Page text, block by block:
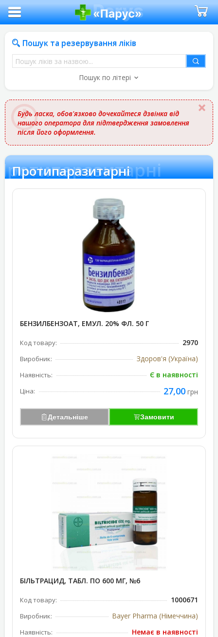
Пошук та резервування ліків
Пошук
ліків
назвою
Пошук по літері
Будь ласка, обов'язково дочекайтеся дзвінка від
нашого оператора для підтвердження замовлення
після його оформлення.
Протипаразитарні
БЕНЗИЛБЕНЗОАТ, ЕМУЛ. 20% ФЛ. 50 Г
Код товару: 2970
Виробник: Здоров'я (Україна)
Наявність: Є в наявності
Ціна: 27,00 грн
Детальніше Замовити
БІЛЬТРАЦИД, ТАБЛ. ПО 600 МГ, №6
Код товару: 1000671
Виробник: Bayer Pharma (Німеччина)
Наявність: Немає в наявності